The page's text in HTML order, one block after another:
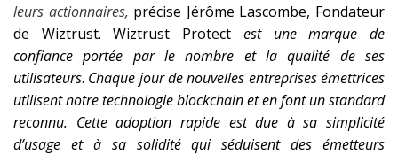
leurs actionnaires, précise Jérôme Lascombe, Fondateur
de Wiztrust.
Wiztrust Protect est une marque de
confiance portée par le nombre et la qualité de ses
utilisateurs. Chaque jour de nouvelles entreprises émettrices
utilisent notre technologie blockchain et en font un standard
reconnu. Cette adoption rapide est due à sa simplicité
d’usage et à sa solidité qui séduisent des émetteurs